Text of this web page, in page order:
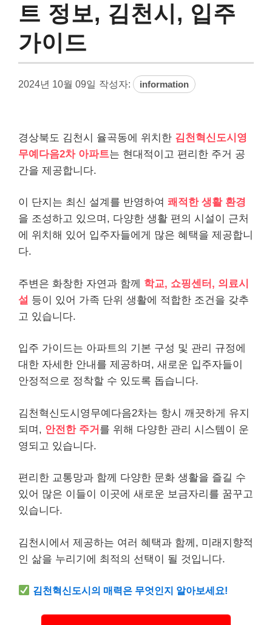
트 정보, 김천시, 입주
가이드
2024년 10월 09일 작성자: information
경상북도 김천시 율곡동에 위치한 김천혁신도시영
무예다음2차 아파트는 현대적이고 편리한 주거 공
간을 제공합니다.
이 단지는 최신 설계를 반영하여 쾌적한 생활 환경
을 조성하고 있으며, 다양한 생활 편의 시설이 근처
에 위치해 있어 입주자들에게 많은 혜택을 제공합니
다.
주변은 화창한 자연과 함께 학교, 쇼핑센터, 의료시
설 등이 있어 가족 단위 생활에 적합한 조건을 갖추
고 있습니다.
입주 가이드는 아파트의 기본 구성 및 관리 규정에
대한 자세한 안내를 제공하며, 새로운 입주자들이
안정적으로 정착할 수 있도록 돕습니다.
김천혁신도시영무예다음2차는 항시 깨끗하게 유지
되며, 안전한 주거 를 위해 다양한 관리 시스템이 운
영되고 있습니다.
편리한 교통망과 함께 다양한 문화 생활을 즐길 수
있어 많은 이들이 이곳에 새로운 보금자리를 꿈꾸고
있습니다.
김천시에서 제공하는 여러 혜택과 함께, 미래지향적
인 삶을 누리기에 최적의 선택이 될 것입니다.
김천혁신도시의 매력은 무엇인지 알아보세요!